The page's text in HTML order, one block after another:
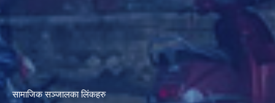
सामाजिक सञ्जालका लिंकहरु